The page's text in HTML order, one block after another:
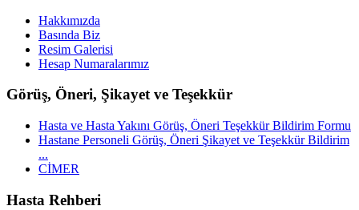
Hakkımızda
Basında Biz
Resim Galerisi
Hesap Numaralarımız
Görüş, Öneri, Şikayet ve Teşekkür
Hasta ve Hasta Yakını Görüş, Öneri Teşekkür Bildirim Formu
Hastane Personeli Görüş, Öneri Şikayet ve Teşekkür Bildirim
...
CİMER
Hasta Rehberi